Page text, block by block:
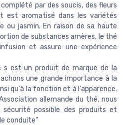
par des soucis, des fleurs
est aromatisé dans les variétés
ou jasmin. En raison de sa haute
de substances amères, le thé
et assure une expérience
s est un produit de marque de la
une grande importance à la
qu'à la fonction et à l'apparence.
allemande du thé, nous
sécurité possible des produits et
conduite"